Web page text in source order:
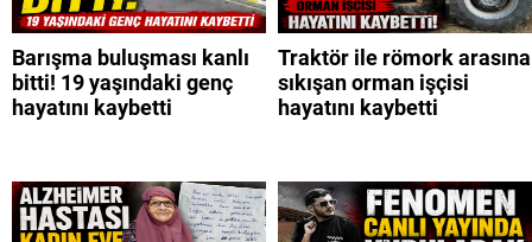
Barışma buluşması kanlı
bitti! 19 yaşındaki genç
hayatını kaybetti
Traktör ile römork arasına
sıkışan orman işçisi
hayatını kaybetti